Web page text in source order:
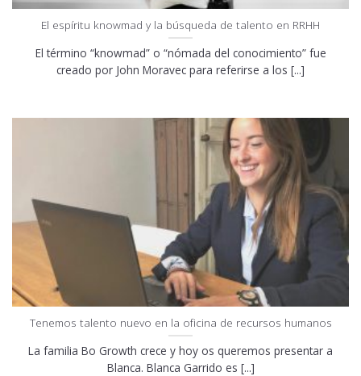
El espíritu knowmad y la búsqueda de talento en RRHH
El término “knowmad” o “nómada del conocimiento” fue
creado por John Moravec para referirse a los [...]
Tenemos talento nuevo en la oficina de recursos humanos
La familia Bo Growth crece y hoy os queremos presentar a
Blanca. Blanca Garrido es [...]